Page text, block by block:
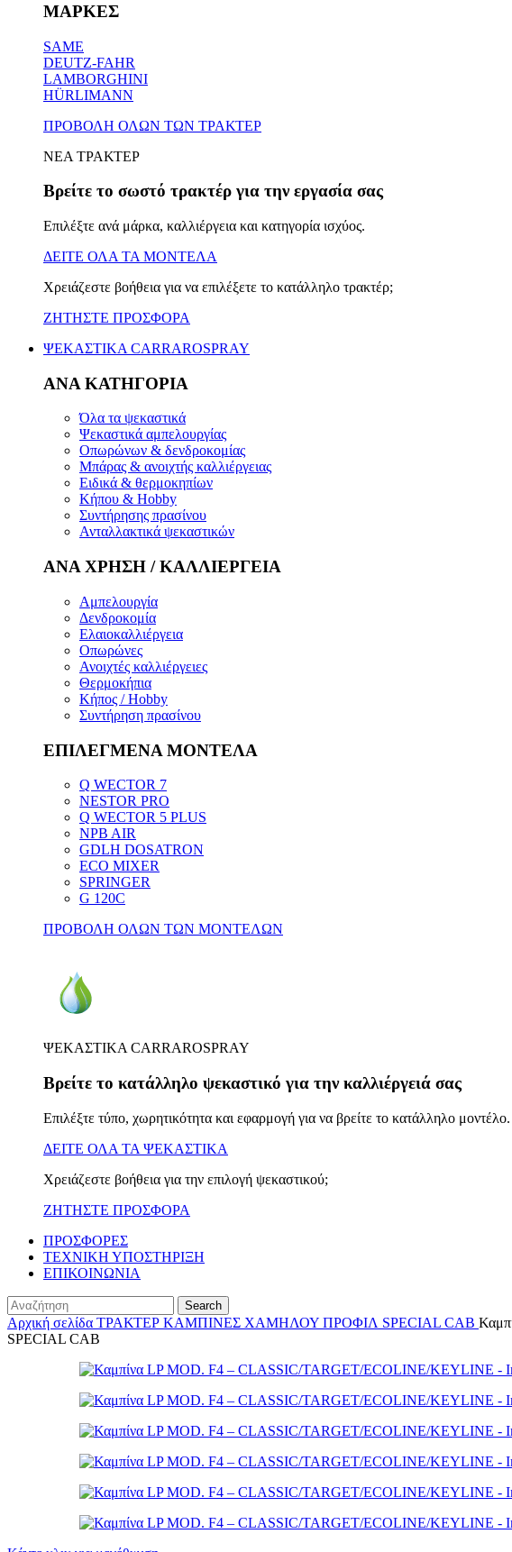
ΜΑΡΚΕΣ
SAME
DEUTZ-FAHR
LAMBORGHINI
HÜRLIMANN
ΠΡΟΒΟΛΗ ΟΛΩΝ ΤΩΝ ΤΡΑΚΤΕΡ
ΝΕΑ ΤΡΑΚΤΕΡ
Βρείτε το σωστό τρακτέρ για την εργασία σας
Επιλέξτε ανά μάρκα, καλλιέργεια και κατηγορία ισχύος.
ΔΕΙΤΕ ΟΛΑ ΤΑ ΜΟΝΤΕΛΑ
Χρειάζεστε βοήθεια για να επιλέξετε το κατάλληλο τρακτέρ;
ΖΗΤΗΣΤΕ ΠΡΟΣΦΟΡΑ
ΨΕΚΑΣΤΙΚΑ CARRAROSPRAY
ΑΝΑ ΚΑΤΗΓΟΡΙΑ
Όλα τα ψεκαστικά
Ψεκαστικά αμπελουργίας
Οπωρώνων & δενδροκομίας
Μπάρας & ανοιχτής καλλιέργειας
Ειδικά & θερμοκηπίων
Κήπου & Hobby
Συντήρησης πρασίνου
Ανταλλακτικά ψεκαστικών
ΑΝΑ ΧΡΗΣΗ / ΚΑΛΛΙΕΡΓΕΙΑ
Αμπελουργία
Δενδροκομία
Ελαιοκαλλιέργεια
Οπωρώνες
Ανοιχτές καλλιέργειες
Θερμοκήπια
Κήπος / Hobby
Συντήρηση πρασίνου
ΕΠΙΛΕΓΜΕΝΑ ΜΟΝΤΕΛΑ
Q WECTOR 7
NESTOR PRO
Q WECTOR 5 PLUS
NPB AIR
GDLH DOSATRON
ECO MIXER
SPRINGER
G 120C
ΠΡΟΒΟΛΗ ΟΛΩΝ ΤΩΝ ΜΟΝΤΕΛΩΝ
ΨΕΚΑΣΤΙΚΑ CARRAROSPRAY
Βρείτε το κατάλληλο ψεκαστικό για την καλλιέργειά σας
Επιλέξτε τύπο, χωρητικότητα και εφαρμογή για να βρείτε το κατάλληλο μοντέλο.
ΔΕΙΤΕ ΟΛΑ ΤΑ ΨΕΚΑΣΤΙΚΑ
Χρειάζεστε βοήθεια για την επιλογή ψεκαστικού;
ΖΗΤΗΣΤΕ ΠΡΟΣΦΟΡΑ
ΠΡΟΣΦΟΡΕΣ
ΤΕΧΝΙΚΗ ΥΠΟΣΤΗΡΙΞΗ
ΕΠΙΚΟΙΝΩΝΙΑ
Search
Αρχική σελίδα ΤΡΑΚΤΕΡ ΚΑΜΠΙΝΕΣ ΧΑΜΗΛΟΥ ΠΡΟΦΙΛ SPECIAL CAB
SPECIAL CAB